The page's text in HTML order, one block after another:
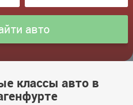
классы авто в